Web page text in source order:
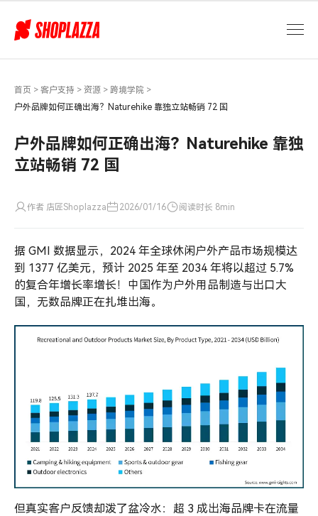
海？
Naturehike
72
首页 > 客户支持 > 资源 > 跨境学院 >
户外品牌如何正确出海？Naturehike 靠独立站畅销 72 国
户外品牌如何正确出海？Naturehike 靠独
立站畅销 72 国
作者 店匠Shoplazza 2026/01/16 阅读时长 8min
据 GMI 数据显示，2024 年全球休闲户外产品市场规模达
到 1377 亿美元，预计 2025 年至 2034 年将以超过 5.7%
的复合年增长率增长！中国作为户外用品制造与出口大
国，无数品牌正在扎堆出海。
但真实客户反馈却泼了盆冷水：超 3 成出海品牌卡在流量